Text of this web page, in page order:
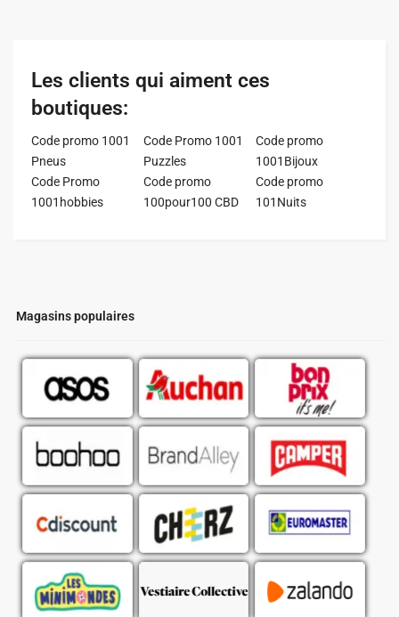
Magasins populaires
Les clients qui aiment ces
boutiques:
Code promo 1001
Pneus
Code Promo 1001
Puzzles
Code promo
1001Bijoux
Code Promo
1001hobbies
Code promo
100pour100 CBD
Code promo
101Nuits